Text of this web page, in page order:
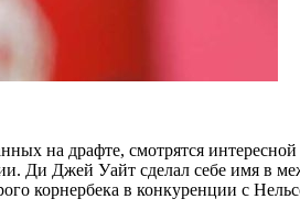
на драфте, смотрятся интересной
Ди Джей Уайт сделал себе имя в
корнербека в конкуренции с